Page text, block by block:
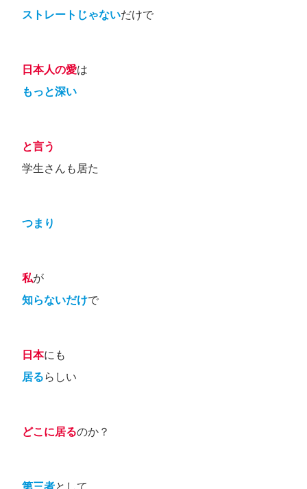
ストレートじゃないだけで
日本人の愛は
もっと深い
と言う
学生さんも居た
つまり
私が
知らないだけで
日本にも
居るらしい
どこに居るのか？